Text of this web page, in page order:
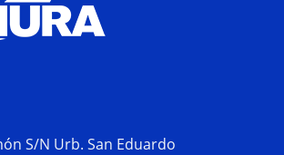
S/N Urb. San Eduardo